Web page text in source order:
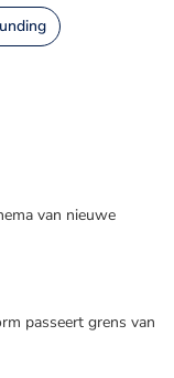
van nieuwe
passeert grens van